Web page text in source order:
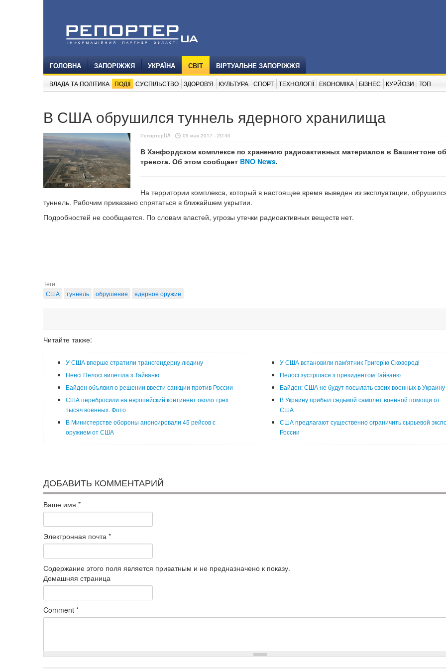
ГОЛОВНА ЗАПОРІЖЖЯ УКРАЇНА СВІТ ВІРТУАЛЬНЕ ЗАПОРІЖЖЯ
ВЛАДА ТА ПОЛІТИКА ПОДІЇ СУСПІЛЬСТВО ЗДОРОВ'Я КУЛЬТУРА СПОРТ ТЕХНОЛОГІЇ ЕКОНОМІКА БІЗНЕС КУРЙОЗИ ТОП
В США обрушился туннель ядерного хранилища
РепортерUA 09 мая 2017 - 20:40
В Хэнфордском комплексе по хранению радиоактивных материалов в Вашингтоне
тревога. Об этом сообщает BNO News.
На территории комплекса, который в настоящее время выведен из эксплуатации,
туннель. Рабочим приказано спрятаться в ближайшем укрытии.
Подробностей не сообщается. По словам властей, угрозы утечки радиоактивных веществ нет.
Теги:
США
туннель обрушение ядерное оружие
Читайте также:
У США вперше стратили трансгендерну людину
У США встановили пам'ятник Григорію Сковороді
Ненсі Пелосі вилетіла з Тайваню
Пелосі зустрілася з президентом Тайваню
Байден объявил о решении ввести санкции против России
Байден: США не будут посылать своих военных в Украину
США перебросили на европейский континент около трех
тысяч военных. Фото
В Украину прибыл седьмой самолет военной помощи от
США
В Министерстве обороны анонсировали 45 рейсов с
оружием от США
США предлагают существенно ограничить сырьевой
России
ДОБАВИТЬ КОММЕНТАРИЙ
Ваше имя *
Электронная почта *
Содержание этого поля является приватным и не предназначено к показу.
Домашняя страница
Comment *